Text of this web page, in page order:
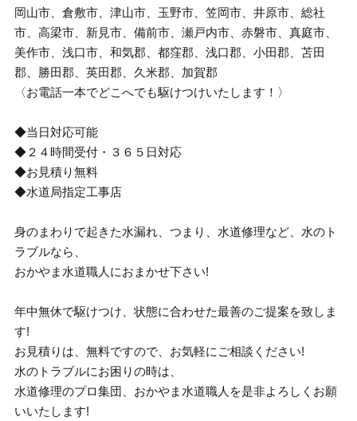
岡山市、倉敷市、津山市、玉野市、笠岡市、井原市、総社
市、高梁市、新見市、備前市、瀬戸内市、赤磐市、真庭市、
美作市、浅口市、和気郡、都窪郡、浅口郡、小田郡、苫田
郡、勝田郡、英田郡、久米郡、加賀郡
〈お電話一本でどこへでも駆けつけいたします！〉
◆当日対応可能
◆２４時間受付・３６５日対応
◆お見積り無料
◆水道局指定工事店
身のまわりで起きた水漏れ、つまり、水道修理など、水のト
ラブルなら、
おかやま水道職人におまかせ下さい!
年中無休で駆けつけ、状態に合わせた最善のご提案を致しま
す!
お見積りは、無料ですので、お気軽にご相談ください!
水のトラブルにお困りの時は、
水道修理のプロ集団、おかやま水道職人を是非よろしくお願
いいたします!